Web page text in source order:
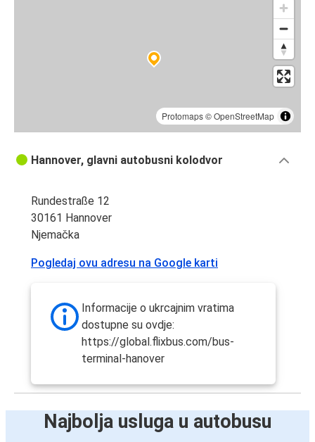
München
München
Hannover
Hannover
Magdeburg
Hannover
Hannover
Mannheim
Hannover
Protomaps©OpenStreetMap
Hannover, glavni autobusni kolodvor
Rundestraße 12
30161 Hannover
Njemačka
Pogledaj ovu adresu na Google karti
Informacije o ukrcajnim vratima
dostupne su ovdje:
https://global.flixbus.com/bus-
terminal-hanover
Najbolja usluga u autobusu